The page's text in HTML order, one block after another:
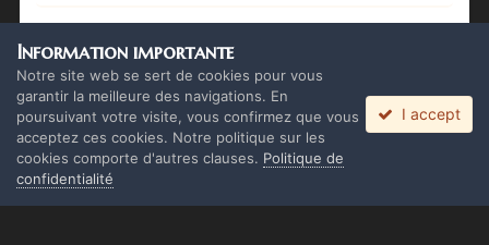
Vous avez déjà un compte ? Connectez-vous ici.
Connectez-vous maintenant
Information importante
Notre site web se sert de cookies pour vous
garantir la meilleure des navigations. En
poursuivant votre visite, vous confirmez que vous
acceptez ces cookies. Notre politique sur les
cookies comporte d'autres clauses. Politique de
confidentialité
I accept